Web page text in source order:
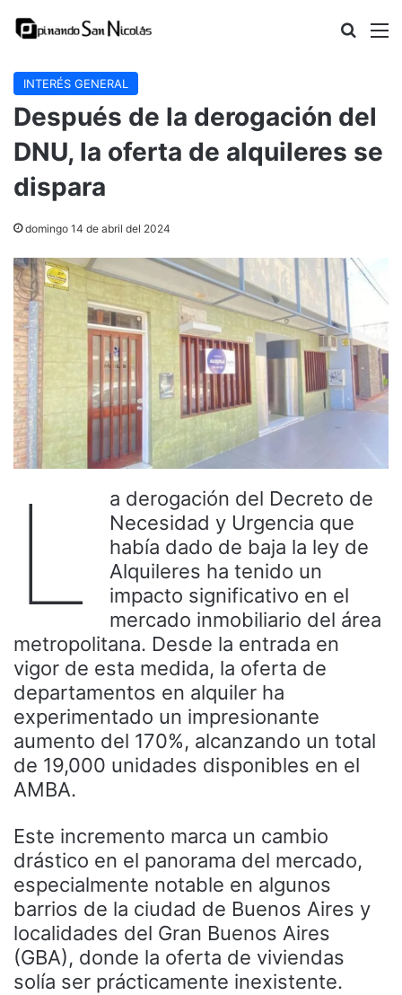
Buscar
INTERÉS GENERAL
Después de la derogación del
DNU, la oferta de alquileres se
dispara
domingo 14 de abril del 2024
L
a derogación del Decreto de
Necesidad y Urgencia que
había dado de baja la ley de
Alquileres ha tenido un
impacto significativo en el
mercado inmobiliario del área
metropolitana. Desde la entrada en
vigor de esta medida, la oferta de
departamentos en alquiler ha
experimentado un impresionante
aumento del 170%, alcanzando un total
de 19,000 unidades disponibles en el
AMBA.
Este incremento marca un cambio
drástico en el panorama del mercado,
especialmente notable en algunos
barrios de la ciudad de Buenos Aires y
localidades del Gran Buenos Aires
(GBA), donde la oferta de viviendas
solía ser prácticamente inexistente.